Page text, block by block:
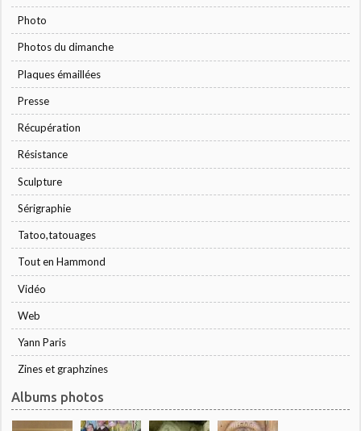
Photo
Photos du dimanche
Plaques émaillées
Presse
Récupération
Résistance
Sculpture
Sérigraphie
Tatoo,tatouages
Tout en Hammond
Vidéo
Web
Yann Paris
Zines et graphzines
Albums photos